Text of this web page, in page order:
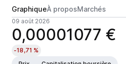
GraphiqueÀ proposMarchés
09 août 2026
0,00001077 €
-18,71 %